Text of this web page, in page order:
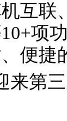
互联
项
便捷